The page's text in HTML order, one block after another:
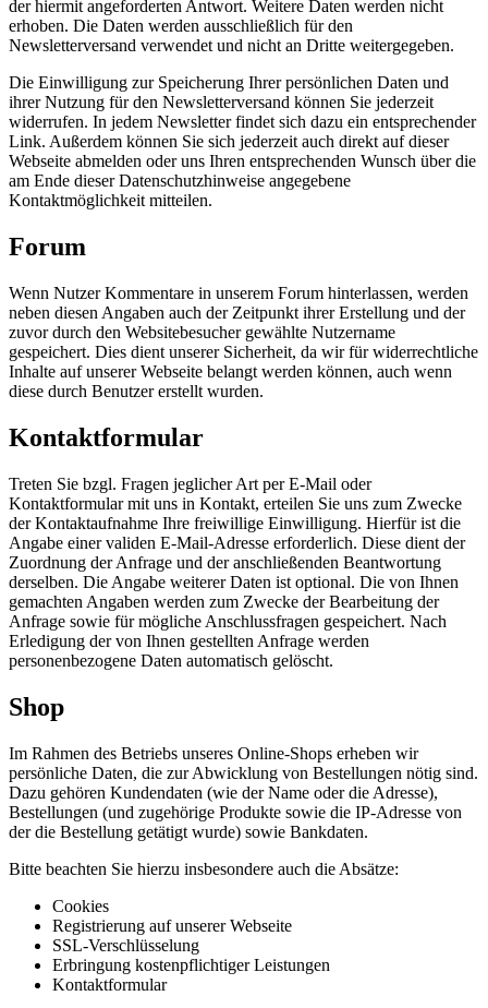
der hiermit angeforderten Antwort. Weitere Daten werden nicht
erhoben. Die Daten werden ausschließlich für den
Newsletterversand verwendet und nicht an Dritte weitergegeben.
Die Einwilligung zur Speicherung Ihrer persönlichen Daten und
ihrer Nutzung für den Newsletterversand können Sie jederzeit
widerrufen. In jedem Newsletter findet sich dazu ein entsprechender
Link. Außerdem können Sie sich jederzeit auch direkt auf dieser
Webseite abmelden oder uns Ihren entsprechenden Wunsch über die
am Ende dieser Datenschutzhinweise angegebene
Kontaktmöglichkeit mitteilen.
Forum
Wenn Nutzer Kommentare in unserem Forum hinterlassen, werden
neben diesen Angaben auch der Zeitpunkt ihrer Erstellung und der
zuvor durch den Websitebesucher gewählte Nutzername
gespeichert. Dies dient unserer Sicherheit, da wir für widerrechtliche
Inhalte auf unserer Webseite belangt werden können, auch wenn
diese durch Benutzer erstellt wurden.
Kontaktformular
Treten Sie bzgl. Fragen jeglicher Art per E-Mail oder
Kontaktformular mit uns in Kontakt, erteilen Sie uns zum Zwecke
der Kontaktaufnahme Ihre freiwillige Einwilligung. Hierfür ist die
Angabe einer validen E-Mail-Adresse erforderlich. Diese dient der
Zuordnung der Anfrage und der anschließenden Beantwortung
derselben. Die Angabe weiterer Daten ist optional. Die von Ihnen
gemachten Angaben werden zum Zwecke der Bearbeitung der
Anfrage sowie für mögliche Anschlussfragen gespeichert. Nach
Erledigung der von Ihnen gestellten Anfrage werden
personenbezogene Daten automatisch gelöscht.
Shop
Im Rahmen des Betriebs unseres Online-Shops erheben wir
persönliche Daten, die zur Abwicklung von Bestellungen nötig sind.
Dazu gehören Kundendaten (wie der Name oder die Adresse),
Bestellungen (und zugehörige Produkte sowie die IP-Adresse von
der die Bestellung getätigt wurde) sowie Bankdaten.
Bitte beachten Sie hierzu insbesondere auch die Absätze:
Cookies
Registrierung auf unserer Webseite
SSL-Verschlüsselung
Erbringung kostenpflichtiger Leistungen
Kontaktformular